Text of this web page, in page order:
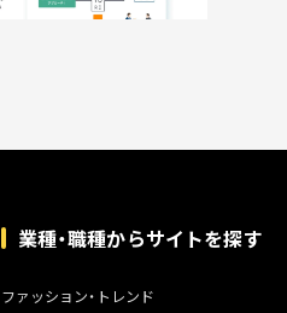
業種・職種からサイトを探す
ファッション・トレンド